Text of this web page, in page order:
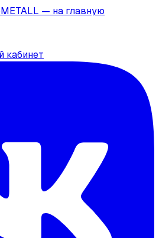
— на главную
кабинет